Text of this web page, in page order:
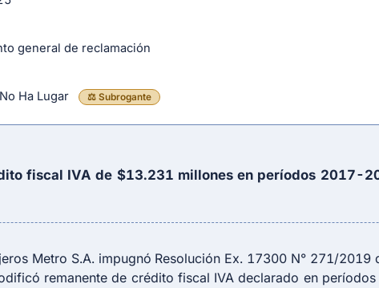
general de reclamación
No Ha Lugar ⚖️ Subrogante
fiscal IVA de $13.231 millones en períodos 2017-
Metro S.A. impugnó Resolución Ex. 17300 N° 271/2019
remanente de crédito fiscal IVA declarado en